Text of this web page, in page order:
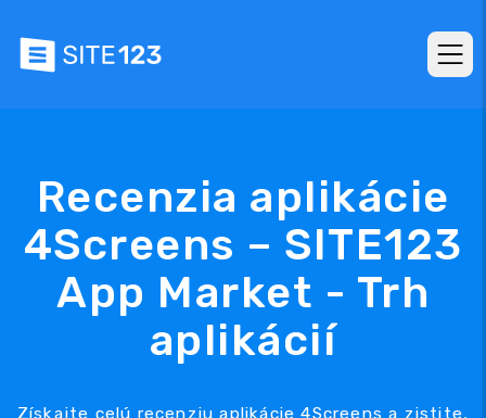
Recenzia aplikácie
4Screens – SITE123
App Market - Trh
aplikácií
Získajte celú recenziu aplikácie 4Screens a zistite,